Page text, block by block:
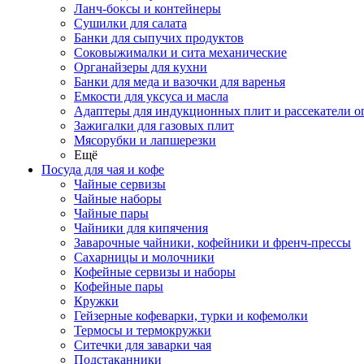
Ланч-боксы и контейнеры
Сушилки для салата
Банки для сыпучих продуктов
Соковыжималки и сита механические
Органайзеры для кухни
Банки для меда и вазочки для варенья
Емкости для уксуса и масла
Адаптеры для индукционных плит и рассекатели
Зажигалки для газовых плит
Мясорубки и лапшерезки
Ещё
Посуда для чая и кофе
Чайные сервизы
Чайные наборы
Чайные пары
Чайники для кипячения
Заварочные чайники, кофейники и френч-прессы
Сахарницы и молочники
Кофейные сервизы и наборы
Кофейные пары
Кружки
Гейзерные кофеварки, турки и кофемолки
Термосы и термокружки
Ситечки для заварки чая
Подстаканники